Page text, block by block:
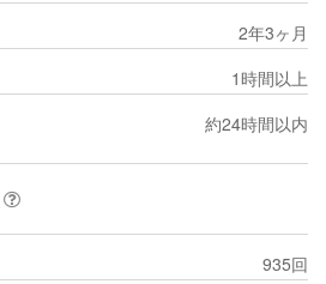
2年3ヶ月
1時間以上
約24時間以内
935回